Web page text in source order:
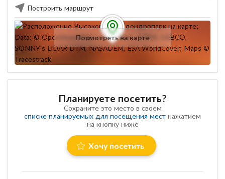
Построить маршрут
Посмотреть на карте
Планируете посетить?
Сохраните это место в своем
списке планируемых для посещения мест нажатием
на кнопку ниже
Хочу посетить